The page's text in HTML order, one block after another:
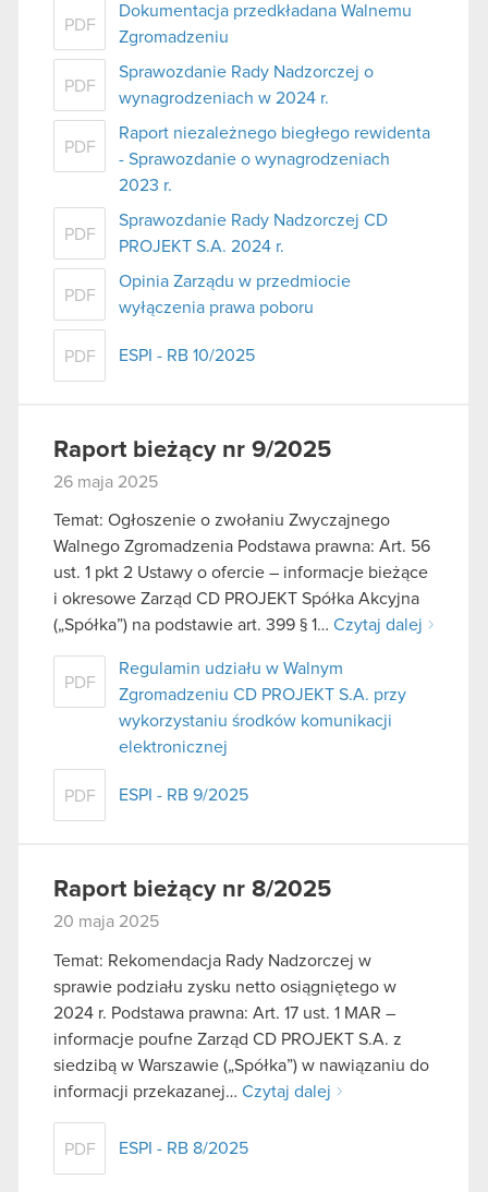
PDF
Dokumentacja przedkładana Walnemu
Zgromadzeniu
PDF
Sprawozdanie Rady Nadzorczej o
wynagrodzeniach w 2024 r.
PDF
Raport niezależnego biegłego rewidenta
- Sprawozdanie o wynagrodzeniach
2023 r.
PDF
Sprawozdanie Rady Nadzorczej CD
PROJEKT S.A. 2024 r.
PDF
Opinia Zarządu w przedmiocie
wyłączenia prawa poboru
PDF ESPI - RB 10/2025
Raport bieżący nr 9/2025
26 maja 2025
Temat: Ogłoszenie o zwołaniu Zwyczajnego
Walnego Zgromadzenia Podstawa prawna: Art. 56
ust. 1 pkt 2 Ustawy o ofercie – informacje bieżące
i okresowe Zarząd CD PROJEKT Spółka Akcyjna
(„Spółka”) na podstawie art. 399 § 1… Czytaj dalej
PDF
Regulamin udziału w Walnym
Zgromadzeniu CD PROJEKT S.A. przy
wykorzystaniu środków komunikacji
elektronicznej
PDF ESPI - RB 9/2025
Raport bieżący nr 8/2025
20 maja 2025
Temat: Rekomendacja Rady Nadzorczej w
sprawie podziału zysku netto osiągniętego w
2024 r. Podstawa prawna: Art. 17 ust. 1 MAR –
informacje poufne Zarząd CD PROJEKT S.A. z
siedzibą w Warszawie („Spółka”) w nawiązaniu do
informacji przekazanej… Czytaj dalej
PDF ESPI - RB 8/2025